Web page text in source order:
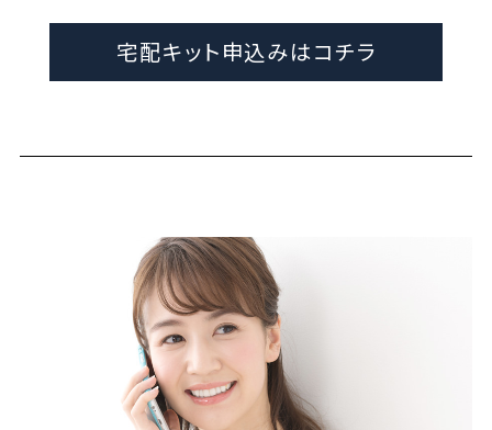
宅配キット申込みはコチラ